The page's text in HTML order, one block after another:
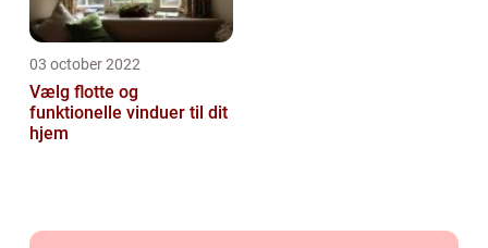
03 october 2022
Vælg flotte og
funktionelle vinduer til dit
hjem